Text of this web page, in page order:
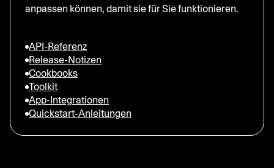
anpassen können, damit sie für Sie funktionieren.
API-Referenz
Release-Notizen
Cookbooks
Toolkit
App-Integrationen
Quickstart-Anleitungen